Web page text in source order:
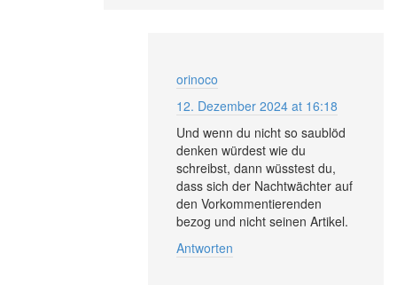
orinoco
12. Dezember 2024 at 16:18
Und wenn du nicht so saublöd
denken würdest wie du
schreibst, dann wüsstest du,
dass sich der Nachtwächter auf
den Vorkommentierenden
bezog und nicht seinen Artikel.
Antworten